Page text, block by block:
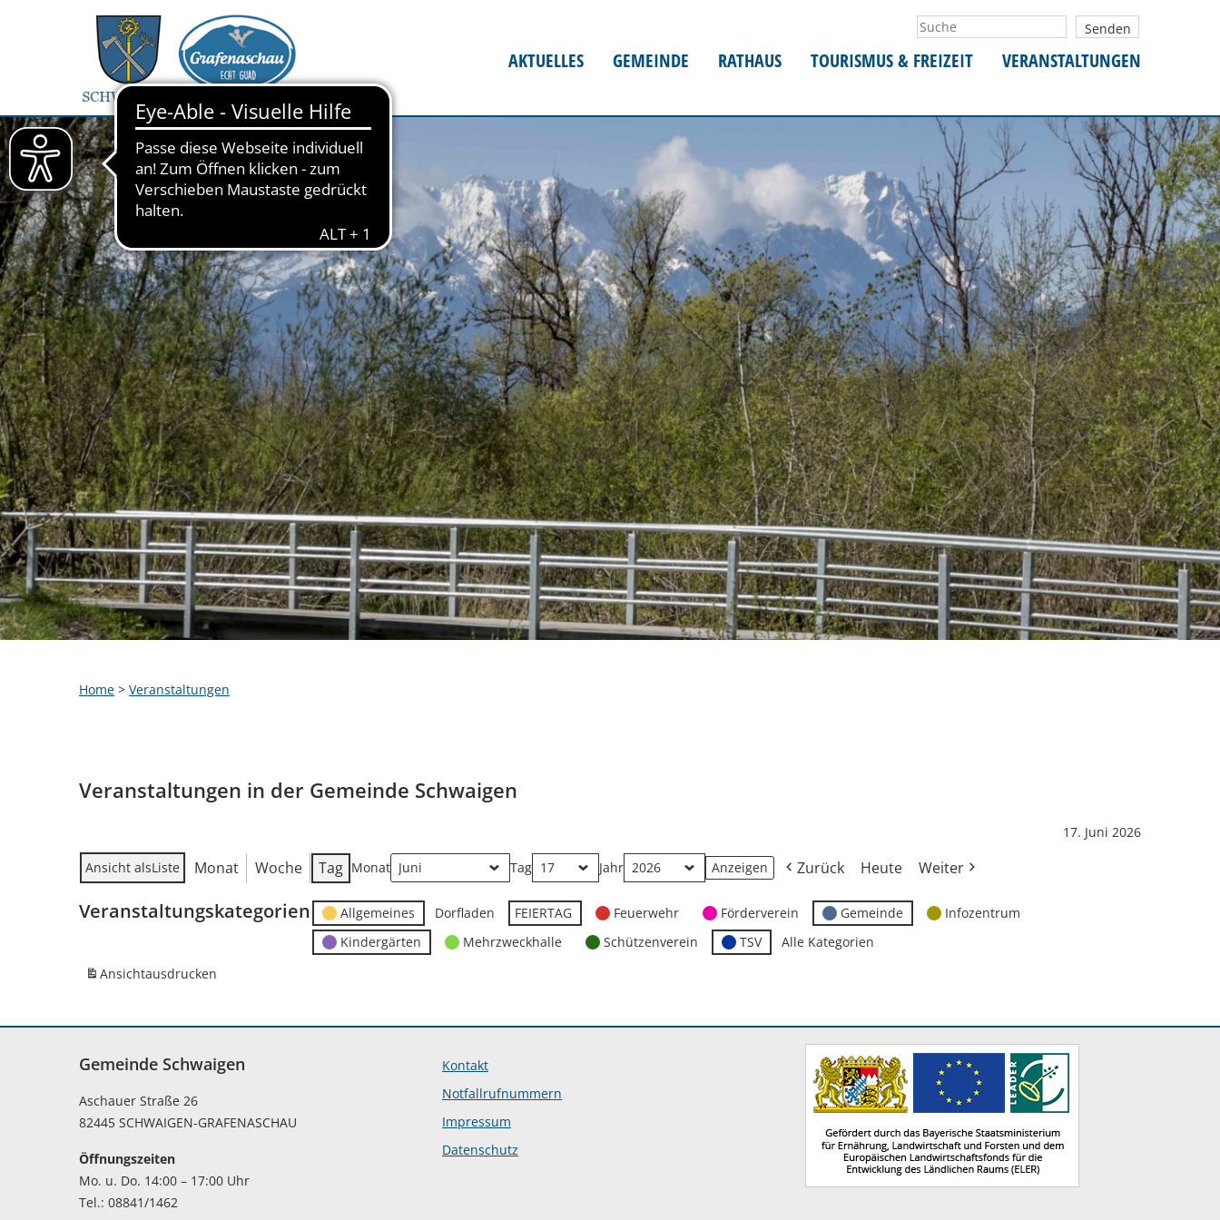
AKTUELLES GEMEINDE RATHAUS TOURISMUS & FREIZEIT VERANSTALTUNGEN
Home > Veranstaltungen
Veranstaltungen in der Gemeinde Schwaigen
17. Juni 2026
Ansicht alsListe Monat Woche Tag Monat Tag Jahr Zurück Heute Weiter
Veranstaltungskategorien Allgemeines Dorfladen FEIERTAG Feuerwehr Förderverein Gemeinde
Infozentrum
Kindergärten
Mehrzweckhalle Schützenverein TSV
Alle Kategorien
Ansichtausdrucken
Gemeinde Schwaigen
Aschauer Straße 26
82445 SCHWAIGEN-GRAFENASCHAU
Öffnungszeiten
Mo. u. Do. 14:00 – 17:00 Uhr
Tel.: 08841/1462
Kontakt
Notfallrufnummern
Impressum
Datenschutz